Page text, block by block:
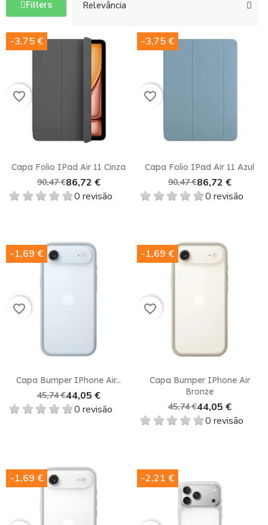
Filters
Capa Folio IPad Air 11 Cinza
90,47 €86,72 €
0 revisão
-3,75 €
favorite_border
Capa Folio IPad Air 11 Azul
90,47 €86,72 €
0 revisão
-3,75 €
favorite_border
Capa Bumper IPhone Air...
45,74 €44,05 €
0 revisão
-1,69 €
favorite_border
Capa Bumper IPhone Air
Bronze
45,74 €44,05 €
0 revisão
-1,69 €
favorite_border
-1,69 € -2,21 €